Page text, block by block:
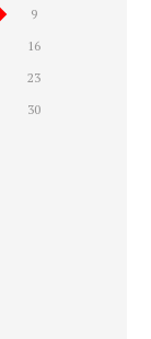
9
16
23
30